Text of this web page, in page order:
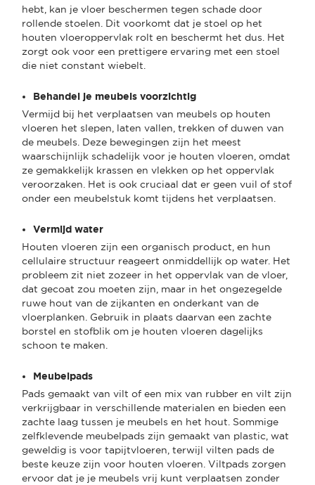
hebt, kan je vloer beschermen tegen schade door
rollende stoelen. Dit voorkomt dat je stoel op het
houten vloeroppervlak rolt en beschermt het dus. Het
zorgt ook voor een prettigere ervaring met een stoel
die niet constant wiebelt.
Behandel je meubels voorzichtig
Vermijd bij het verplaatsen van meubels op houten
vloeren het slepen, laten vallen, trekken of duwen van
de meubels. Deze bewegingen zijn het meest
waarschijnlijk schadelijk voor je houten vloeren, omdat
ze gemakkelijk krassen en vlekken op het oppervlak
veroorzaken. Het is ook cruciaal dat er geen vuil of stof
onder een meubelstuk komt tijdens het verplaatsen.
Vermijd water
Houten vloeren zijn een organisch product, en hun
cellulaire structuur reageert onmiddellijk op water. Het
probleem zit niet zozeer in het oppervlak van de vloer,
dat gecoat zou moeten zijn, maar in het ongezegelde
ruwe hout van de zijkanten en onderkant van de
vloerplanken. Gebruik in plaats daarvan een zachte
borstel en stofblik om je houten vloeren dagelijks
schoon te maken.
Meubelpads
Pads gemaakt van vilt of een mix van rubber en vilt zijn
verkrijgbaar in verschillende materialen en bieden een
zachte laag tussen je meubels en het hout. Sommige
zelfklevende meubelpads zijn gemaakt van plastic, wat
geweldig is voor tapijtvloeren, terwijl vilten pads de
beste keuze zijn voor houten vloeren. Viltpads zorgen
ervoor dat je je meubels vrij kunt verplaatsen zonder